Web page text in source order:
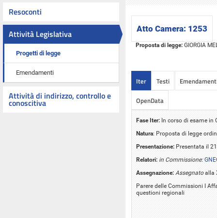
Resoconti
Attività Legislativa
Progetti di legge
Emendamenti
Attività di indirizzo, controllo e
conoscitiva
Atto Camera: 1253
Proposta di legge: GIORGIA
Iter Testi
OpenData
Fase Iter: In corso di esame in
Natura: Proposta di legge
Presentazione: Presentata il
Relatori: in Commissione:
Assegnazione: Assegnatoalla
Parere delle Commissioni I
questioni regionali